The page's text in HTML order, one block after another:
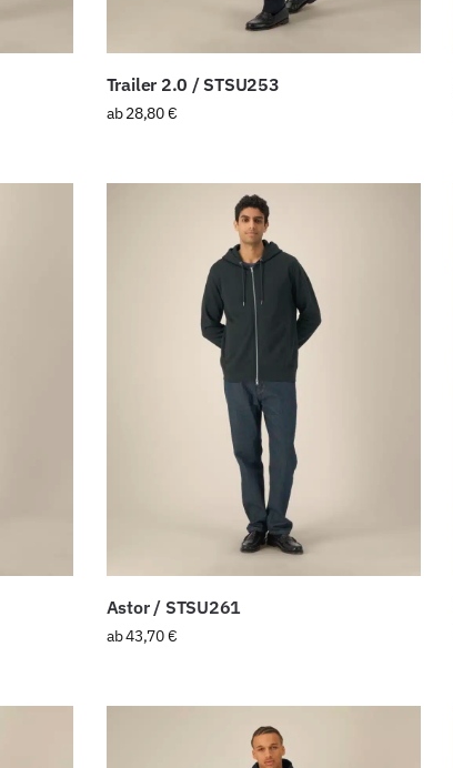
Trailer 2.0 / STSU253
ab28,80€
Astor / STSU261
ab43,70€